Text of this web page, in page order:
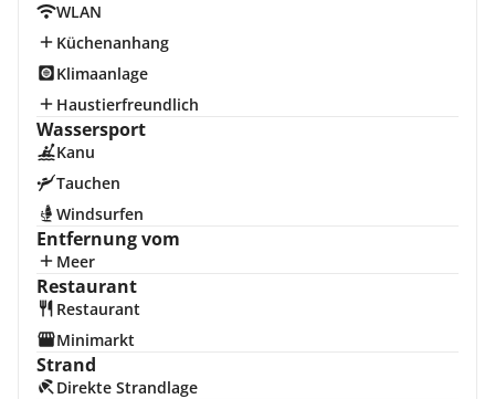
WLAN
Küchenanhang
Klimaanlage
Haustierfreundlich
Wassersport
Kanu
Tauchen
Windsurfen
Entfernung vom
Meer
Restaurant
Restaurant
Minimarkt
Strand
Direkte Strandlage